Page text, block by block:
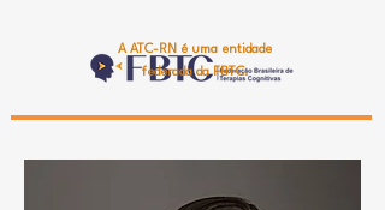
A ATC-RN é uma entidade
federada da FBTC.